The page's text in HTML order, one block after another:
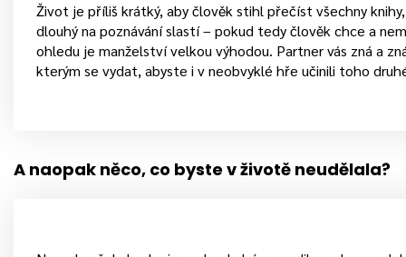
Život je příliš krátký, aby člověk stihl přečíst všechny
dlouhý na poznávání slastí – pokud tedy člověk chce a
ohledu je manželství velkou výhodou. Partner vás zná a
kterým se vydat, abyste i v neobvyklé hře učinili toho
A naopak něco, co byste v životě neudělala?